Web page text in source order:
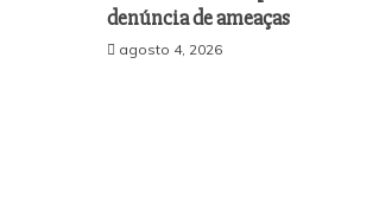
denúncia de ameaças
agosto 4, 2026